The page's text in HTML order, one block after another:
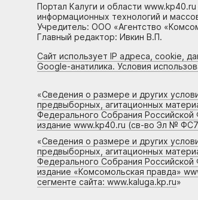
Портал Калуги и области
информационных технологий и
Учредитель: ООО «Агентство
Главный редактор: Ивкин В.П.
Сайт использует IP адреса, cookie,
Google-анатилика. Условия
«Сведения о размере и других
предвыборных, агитационных
Федерального Собрания Российской
издание www.kp40.ru (св-во Эл №
«Сведения о размере и других
предвыборных, агитационных
Федерального Собрания Российской
издание «Комсомольская правда»
сегменте сайта: www.kaluga.kp.ru»